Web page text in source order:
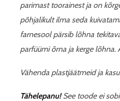
parimast toorainest ja on
põhjalikult ilma seda
farnesool pärsib lõhna
parfüümi õrna ja kerge lõhna.
Vähenda plastjäätmeid ja
Tähelepanu! See toode ei